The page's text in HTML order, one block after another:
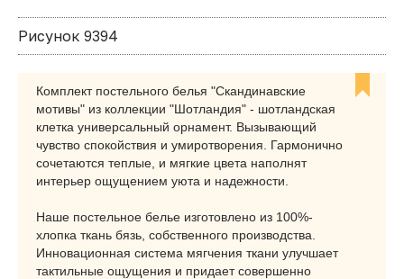
Рисунок 9394
Комплект постельного белья "Скандинавские
мотивы" из коллекции "Шотландия" - шотландская
клетка универсальный орнамент. Вызывающий
чувство спокойствия и умиротворения. Гармонично
сочетаются теплые, и мягкие цвета наполнят
интерьер ощущением уюта и надежности.
Наше постельное белье изготовлено из 100%-
хлопка ткань бязь, собственного производства.
Инновационная система мягчения ткани улучшает
тактильные ощущения и придает совершенно